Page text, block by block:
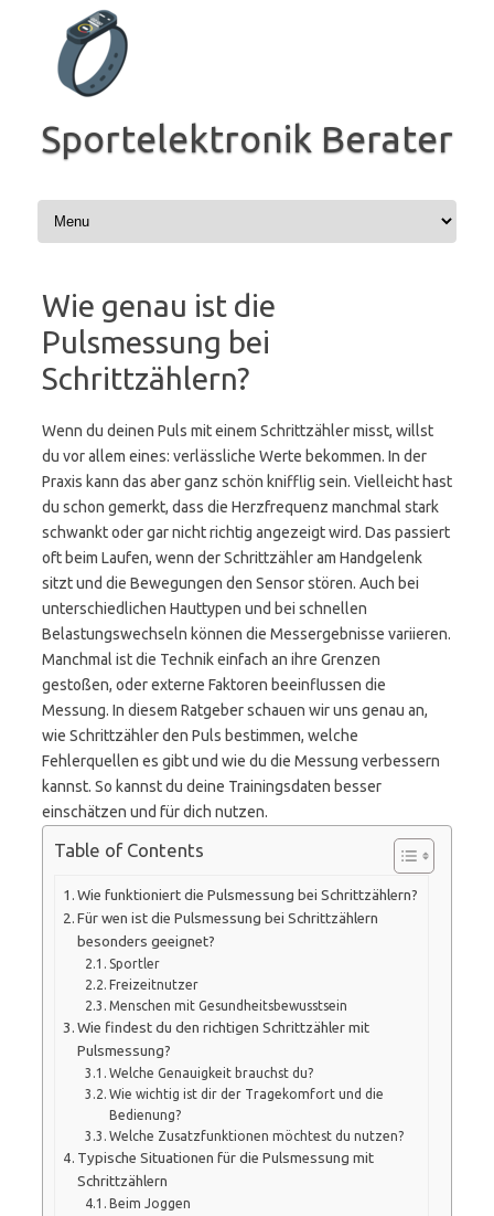
springen
Sportelektronik Berater
Wie genau ist die
Pulsmessung bei
Schrittzählern?
Wenn du deinen Puls mit einem Schrittzähler misst, willst
du vor allem eines: verlässliche Werte bekommen. In der
Praxis kann das aber ganz schön knifflig sein. Vielleicht hast
du schon gemerkt, dass die Herzfrequenz manchmal stark
schwankt oder gar nicht richtig angezeigt wird. Das passiert
oft beim Laufen, wenn der Schrittzähler am Handgelenk
sitzt und die Bewegungen den Sensor stören. Auch bei
unterschiedlichen Hauttypen und bei schnellen
Belastungswechseln können die Messergebnisse variieren.
Manchmal ist die Technik einfach an ihre Grenzen
gestoßen, oder externe Faktoren beeinflussen die
Messung. In diesem Ratgeber schauen wir uns genau an,
wie Schrittzähler den Puls bestimmen, welche
Fehlerquellen es gibt und wie du die Messung verbessern
kannst. So kannst du deine Trainingsdaten besser
einschätzen und für dich nutzen.
Table of Contents
Wie funktioniert die Pulsmessung bei Schrittzählern?
Für wen ist die Pulsmessung bei Schrittzählern
besonders geeignet?
Sportler
Freizeitnutzer
Menschen mit Gesundheitsbewusstsein
Wie findest du den richtigen Schrittzähler mit
Pulsmessung?
Welche Genauigkeit brauchst du?
Wie wichtig ist dir der Tragekomfort und die
Bedienung?
Welche Zusatzfunktionen möchtest du nutzen?
Typische Situationen für die Pulsmessung mit
Schrittzählern
Beim Joggen